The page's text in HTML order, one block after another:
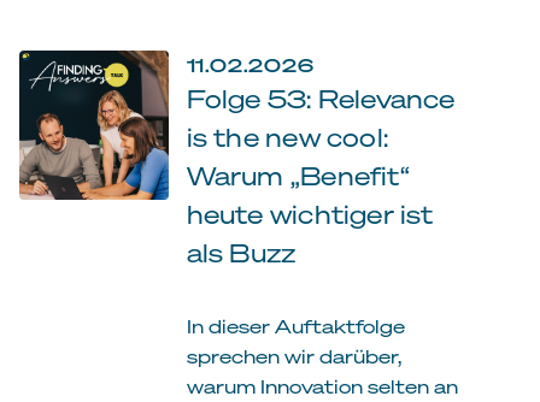
11.02.2026
Folge 53: Relevance
is the new cool:
Warum „Benefit“
heute wichtiger ist
als Buzz
In dieser Auftaktfolge
sprechen wir darüber,
warum Innovation selten an